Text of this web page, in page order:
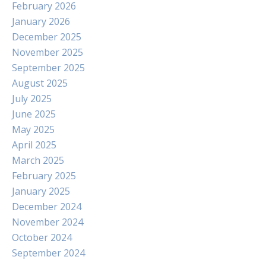
February 2026
January 2026
December 2025
November 2025
September 2025
August 2025
July 2025
June 2025
May 2025
April 2025
March 2025
February 2025
January 2025
December 2024
November 2024
October 2024
September 2024